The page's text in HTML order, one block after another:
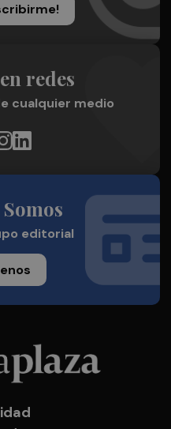
redes
cualquier medio
editorial